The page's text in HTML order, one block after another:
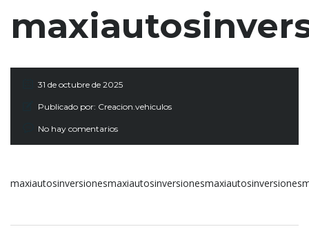
31 de octubre de 2025
Publicado por: Creacion.vehiculos
No hay comentarios